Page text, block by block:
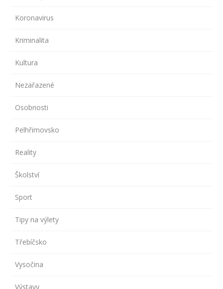
Koronavirus
Kriminalita
Kultura
Nezařazené
Osobnosti
Pelhřimovsko
Reality
Školství
Sport
Tipy na výlety
Třebíčsko
Vysočina
Výstavy